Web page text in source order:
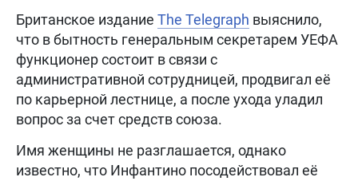
Британское издание The Telegraph выяснило,
что в бытность генеральным секретарем УЕФА
функционер состоит в связи с
административной сотрудницей, продвигал её
по карьерной лестнице, а после ухода уладил
вопрос за счет средств союза.
Имя женщины не разглашается, однако
известно, что Инфантино посодействовал её